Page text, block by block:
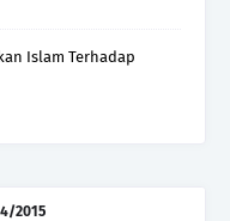
Islam Terhadap
2015